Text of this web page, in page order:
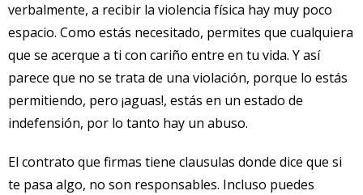
verbalmente, a recibir la violencia física hay muy poco
espacio. Como estás necesitado, permites que cualquiera
que se acerque a ti con cariño entre en tu vida. Y así
parece que no se trata de una violación, porque lo estás
permitiendo, pero ¡aguas!, estás en un estado de
indefensión, por lo tanto hay un abuso.
El contrato que firmas tiene clausulas donde dice que si
te pasa algo, no son responsables. Incluso puedes